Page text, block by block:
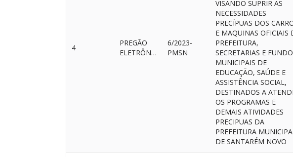
4
PREGÃO
ELETRÔNICO
6/2023-
PMSN
VISANDO SUPRIR AS
NECESSIDADES
PRECÍPUAS DOS
E MAQUINAS OFICIAIS
PREFEITURA,
SECRETARIAS E
MUNICIPAIS DE
EDUCAÇÃO, SAÚDE E
ASSISTÊNCIA SOCIAL,
DESTINADOS A
OS PROGRAMAS E
DEMAIS ATIVIDADES
PRECIPUAS DA
PREFEITURA
DE SANTARÉM NOVO